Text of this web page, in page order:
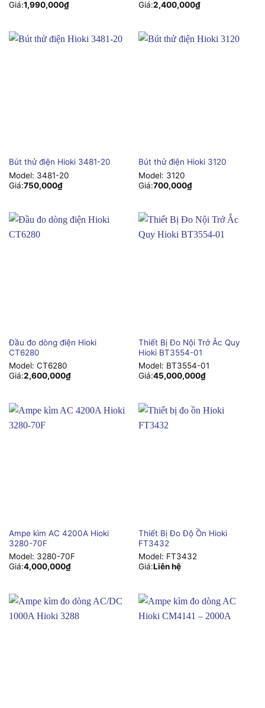
Giá:1,990,000₫
Giá:2,400,000₫
Bút thử điện Hioki 3481-20
Model: 3481-20
Giá:750,000₫
Bút thử điện Hioki 3120
Model: 3120
Giá:700,000₫
Đầu đo dòng điện Hioki
CT6280
Model: CT6280
Giá:2,600,000₫
Thiết Bị Đo Nội Trở Ắc Quy
Hioki BT3554-01
Model: BT3554-01
Giá:45,000,000₫
Ampe kìm AC 4200A Hioki
3280-70F
Model: 3280-70F
Giá:4,000,000₫
Thiết Bị Đo Độ Ồn Hioki
FT3432
Model: FT3432
Giá:Liên hệ